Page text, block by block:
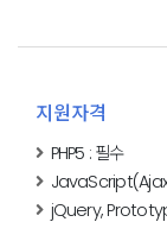
지원자격
PHP5 : 필수
jQuery,